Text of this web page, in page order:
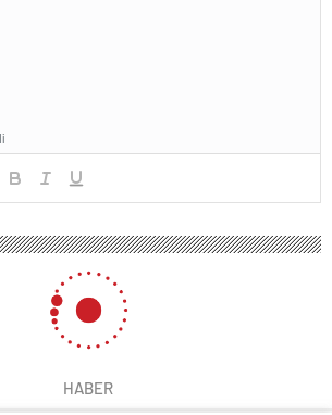
HABER